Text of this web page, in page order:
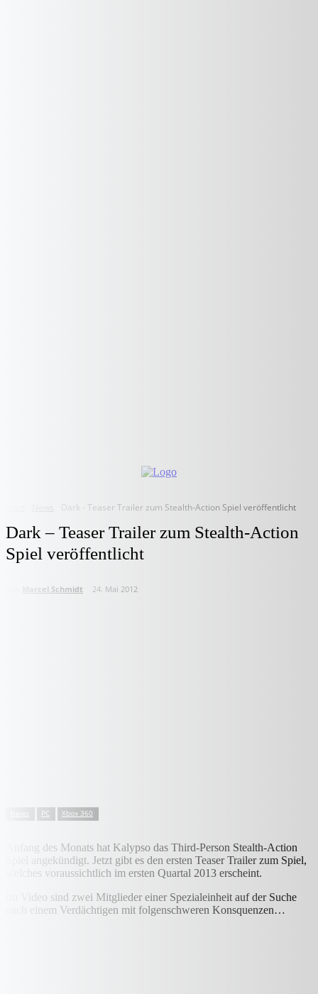
Dark - Teaser Trailer zum Stealth-Action Spiel veröffentlicht
Dark – Teaser Trailer zum Stealth-Action
Spiel veröffentlicht
Marcel Schmidt 24. Mai 2012
PC Xbox 360
Anfang des Monats hat Kalypso das Third-Person Stealth-Action
Spiel angekündigt. Jetzt gibt es den ersten Teaser Trailer zum Spiel,
welches voraussichtlich im ersten Quartal 2013 erscheint.
Im Video sind zwei Mitglieder einer Spezialeinheit auf der Suche
nach einem Verdächtigen mit folgenschweren Konsquenzen…